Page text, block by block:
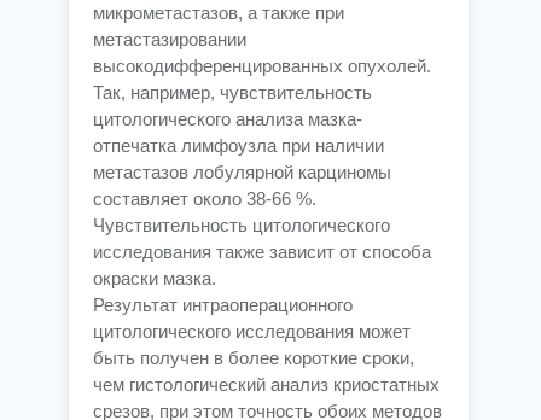
микрометастазов, а также при
метастазировании
высокодифференцированных опухолей.
Так, например, чувствительность
цитологического анализа мазка-
отпечатка лимфоузла при наличии
метастазов лобулярной карциномы
составляет около 38-66 %.
Чувствительность цитологического
исследования также зависит от способа
окраски мазка.
Результат интраоперационного
цитологического исследования может
быть получен в более короткие сроки,
чем гистологический анализ криостатных
срезов, при этом точность обоих методов